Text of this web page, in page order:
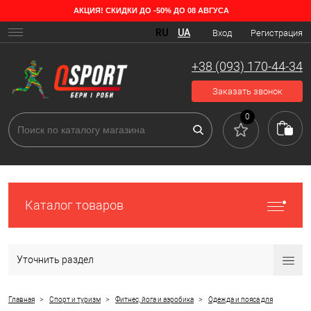
Спортивные футболки – что нужно знать
Вы решили бегать по утрам. Нашли в шкафу спортивные штаны, в
после первой же пробежки решили, что спорт не для вас, уж очень
большой дискомфорт – вы вспотели, спина чешется, рукава жмут,
футболка липнет к телу там, где не надо. Потом вы решили, что
лучше ходить в тренажерный зал, но история повторилась:
дискомфорт, неловкость, футболка все время задирается и мешает
заниматься. Почему так? Все дело в неправильно подобранной
поддержка как во время силовых упражнений, так и на фитнесе.
занятий.
АКЦИЯ! СКИДКИ ДО -50% ДО 08 АВГУСА
Вход Регистрация
RU UA
+38 (093) 170-44-34
Заказать звонок
0
Каталог товаров
Уточнить раздел
Главная > Спорт и туризм > Фитнес, йога и аэробика >
Одежда и пояса для